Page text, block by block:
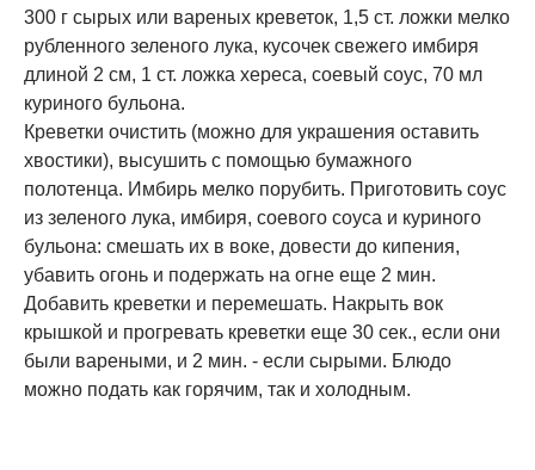
300 г сырых или вареных креветок, 1,5 ст. ложки мелко
рубленного зеленого лука, кусочек свежего имбиря
длиной 2 см, 1 ст. ложка хереса, соевый соус, 70 мл
куриного бульона.
Креветки очистить (можно для украшения оставить
хвостики), высушить с помощью бумажного
полотенца. Имбирь мелко порубить. Приготовить соус
из зеленого лука, имбиря, соевого соуса и куриного
бульона: смешать их в воке, довести до кипения,
убавить огонь и подержать на огне еще 2 мин.
Добавить креветки и перемешать. Накрыть вок
крышкой и прогревать креветки еще 30 сек., если они
были вареными, и 2 мин. - если сырыми. Блюдо
можно подать как горячим, так и холодным.